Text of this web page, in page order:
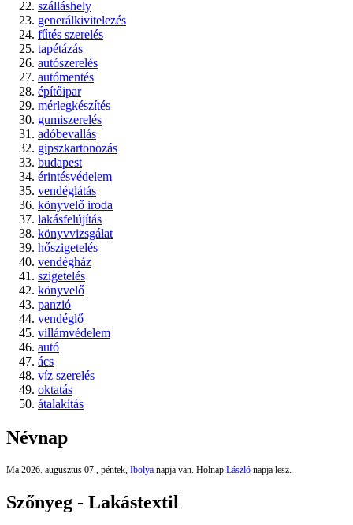
szálláshely
generálkivitelezés
fűtés szerelés
tapétázás
autószerelés
autómentés
építőipar
mérlegkészítés
gumiszerelés
adóbevallás
gipszkartonozás
budapest
érintésvédelem
vendéglátás
könyvelő iroda
lakásfelújítás
könyvvizsgálat
hőszigetelés
vendégház
szigetelés
könyvelő
panzió
vendéglő
villámvédelem
autó
ács
víz szerelés
oktatás
átalakítás
Névnap
Ma 2026. augusztus 07., péntek, Ibolya napja van. Holnap László napja lesz.
Szőnyeg - Lakástextil